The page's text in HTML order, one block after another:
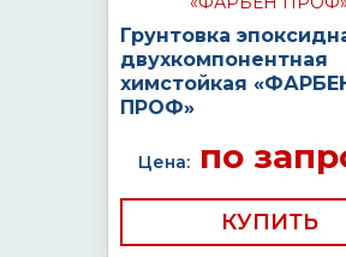
Грунтовка
двухкомпонентная
химстойкая
ПРОФ»
Цена:по
КУПИТЬ